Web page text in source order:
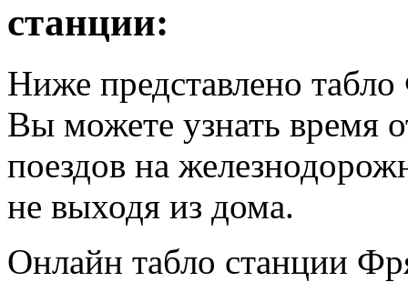
станции:
Ниже представлено
Вы можете узнать время
поездов на
не выходя из дома.
Онлайн табло станции